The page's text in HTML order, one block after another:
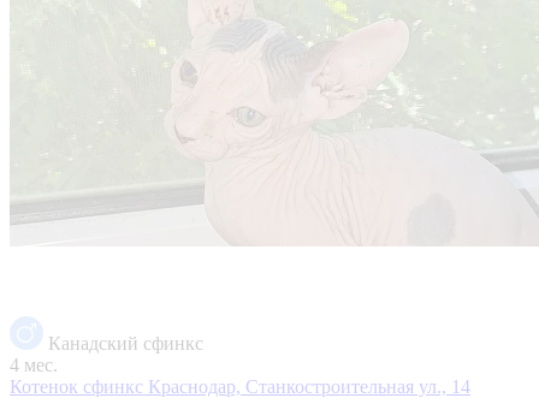
Канадский сфинкс
4 мес.
Котенок сфинкс Краснодар, Станкостроительная ул., 14